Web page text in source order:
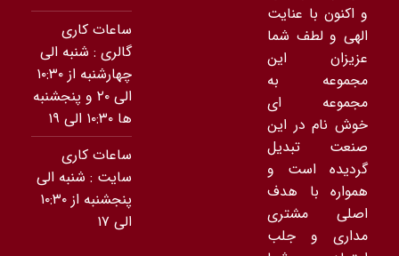
و اکنون با عنایت
الهی و لطف شما
عزیزان این
مجموعه به
مجموعه ای
خوش نام در این
صنعت تبدیل
گردیده است و
همواره با هدف
اصلی مشتری
مداری و جلب
ساعات کاری
گالری : شنبه الی
چهارشنبه از ۱۰:۳۰
الی ۲۰ و پنجشنبه
ها ۱۰:۳۰ الی ۱۹
ساعات کاری
سایت : شنبه الی
پنجشنبه از ۱۰:۳۰
الی ۱۷